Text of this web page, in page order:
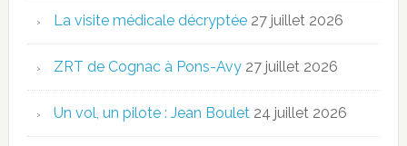
La visite médicale décryptée 27 juillet 2026
ZRT de Cognac à Pons-Avy 27 juillet 2026
Un vol, un pilote : Jean Boulet 24 juillet 2026